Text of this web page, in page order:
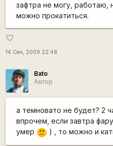
зафтра не могу, работаю,
можно прокатиться.
favorite_border
14 Сен, 2009 22:48
Bato
Автор
а темновато не будет? 2
впрочем, если завтра
умер
:( ) , то можно и